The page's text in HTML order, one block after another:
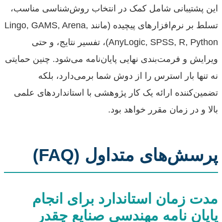
این پشتیبانی شامل کمک در انتخاب روش‌شناسی مناسب،
تسلط بر نرم‌افزارهای پیچیده (مانند Lingo, GAMS, Arena,
AnyLogic, SPSS, R, Python)، تفسیر نتایج، و حتی
ویرایش و فرمت‌بندی نهایی پایان‌نامه می‌شود. چنین حمایتی
نه تنها بار استرس را از دوش شما برمی‌دارد، بلکه
تضمین‌کننده ارائه یک کار پژوهشی با استانداردهای علمی
بالا و در زمان مقرر خواهد بود.
پرسش‌های متداول (FAQ)
مدت زمان استاندارد برای انجام
پایان نامه مهندسی صنایع چقدر